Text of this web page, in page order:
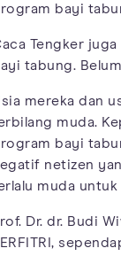
bayi
Tengker
tabung.
mereka dan
muda.
bayi
netizen
muda
Dr. dr. Budi